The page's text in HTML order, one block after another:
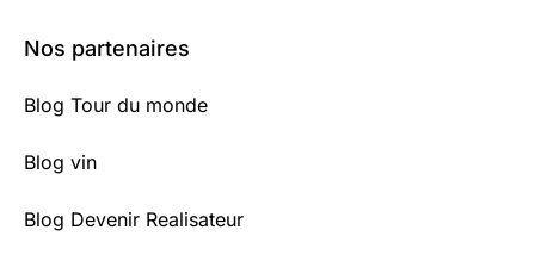
Nos partenaires
Blog Tour du monde
Blog vin
Blog Devenir Realisateur